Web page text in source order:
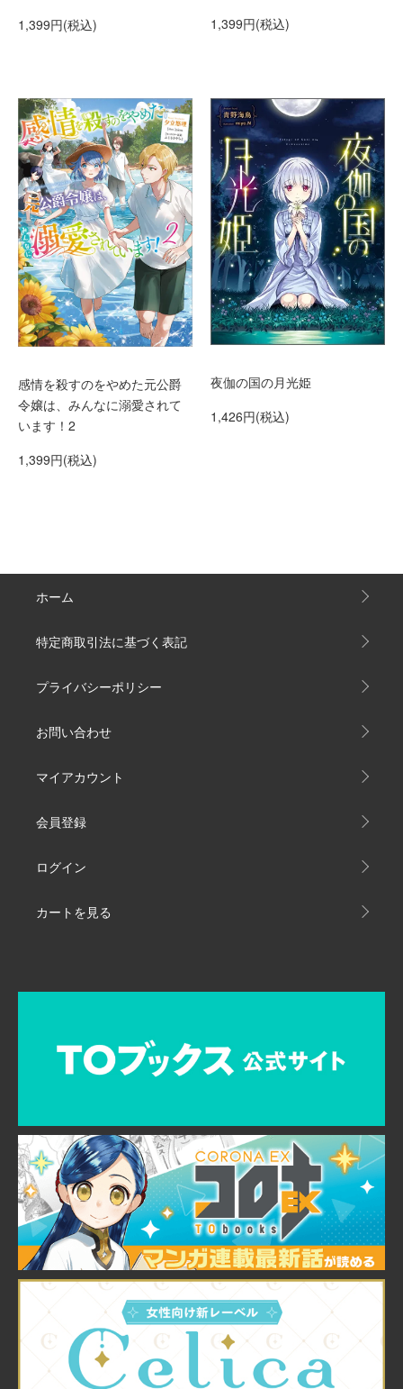
1,399円(税込)
1,399円(税込)
感情を殺すのをやめた元公爵
令嬢は、みんなに溺愛されて
います！2
1,399円(税込)
夜伽の国の月光姫
1,426円(税込)
ホーム
特定商取引法に基づく表記
プライバシーポリシー
お問い合わせ
マイアカウント
会員登録
ログイン
カートを見る